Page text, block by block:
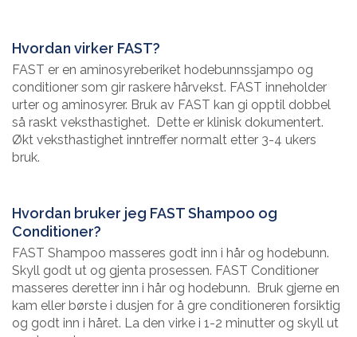
Hvordan virker FAST?
FAST er en aminosyreberiket hodebunnssjampo og
conditioner som gir raskere hårvekst. FAST inneholder
urter og aminosyrer. Bruk av FAST kan gi opptil dobbel
så raskt veksthastighet. Dette er klinisk dokumentert.
Økt veksthastighet inntreffer normalt etter 3-4 ukers
bruk.
Hvordan bruker jeg FAST Shampoo og
Conditioner?
FAST Shampoo masseres godt inn i hår og hodebunn.
Skyll godt ut og gjenta prosessen. FAST Conditioner
masseres deretter inn i hår og hodebunn. Bruk gjerne en
kam eller børste i dusjen for å gre conditioneren forsiktig
og godt inn i håret. La den virke i 1-2 minutter og skyll ut